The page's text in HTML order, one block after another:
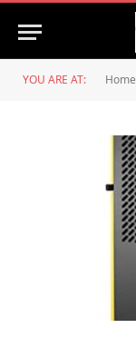
YOU ARE AT: Home